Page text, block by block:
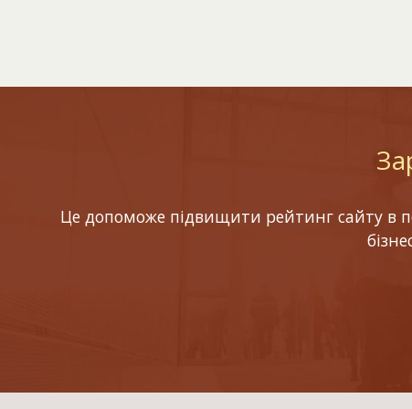
Це допоможе підвищити рейтинг сайту в